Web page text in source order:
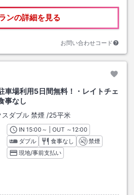
ンの詳細を見る
お問い合わせコード
車場利用5日間無料！・レイトチェ
事なし
ダブル 禁煙 /25平米
INチェックイン
15:00 ～ | OUT チェックアウト
～12:00
ダブル
食事なし
禁煙
現地/事前支払い